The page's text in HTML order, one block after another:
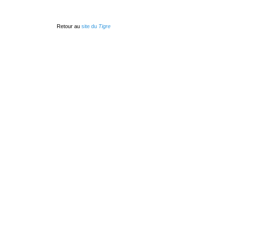
Retour au site du Tigre